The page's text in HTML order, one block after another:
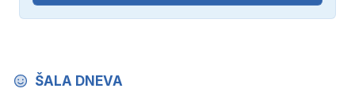
ŠALA DNEVA